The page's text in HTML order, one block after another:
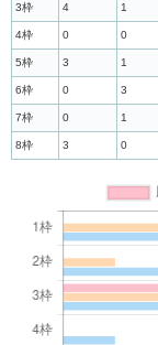
3枠 4 1
4枠 0 0
5枠 3 1
6枠 0 3
7枠 0 1
8枠 3 0